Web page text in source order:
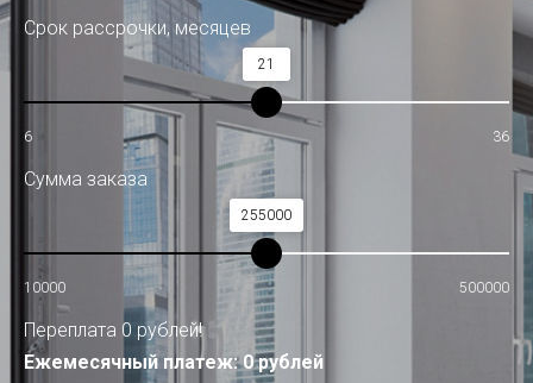
Срок рассрочки, месяцев
21
6 36
Сумма заказа
255000
10000 500000
Переплата 0 рублей!
Ежемесячный платеж:0 рублей